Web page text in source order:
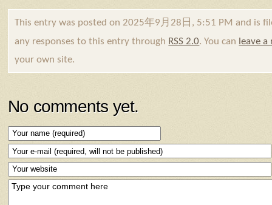
This entry was posted on 2025年9月28日, 5:51 PM and is
any responses to this entry through RSS 2.0. You can leave a
your own site.
No comments yet.